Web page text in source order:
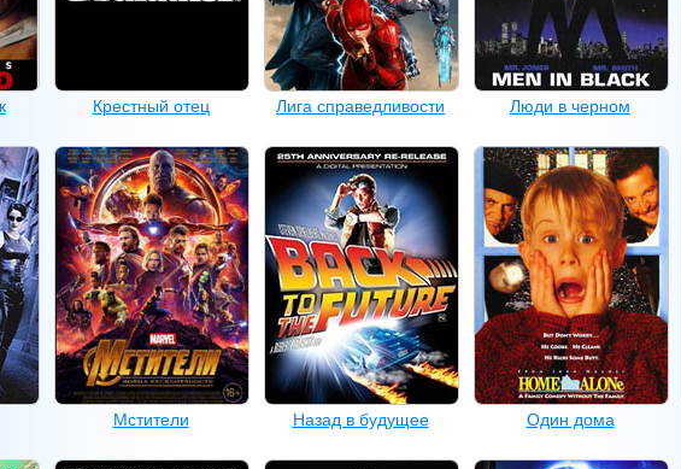
Крестный отец Лига справедливости Люди в черном
Мстители Назад в будущее Один дома